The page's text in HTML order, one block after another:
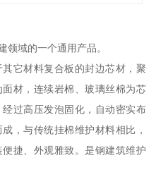
领域的一个通用产品。
它材料复合板的封边芯材，聚
材，连续岩棉、玻璃丝棉为芯
过高压发泡固化，自动密实布
，与传统挂棉维护材料相比，
捷、外观雅致。是钢建筑维护